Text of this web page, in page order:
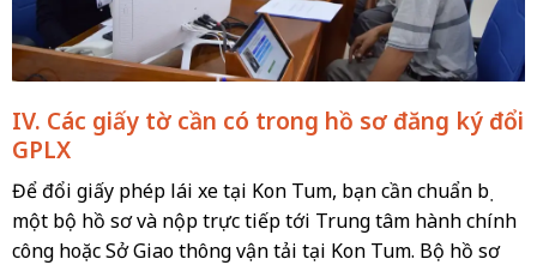
IV. Các giấy tờ cần có trong hồ sơ đăng ký đổi
GPLX
Để đổi giấy phép lái xe tại Kon Tum, bạn cần chuẩn bị
một bộ hồ sơ và nộp trực tiếp tới Trung tâm hành chính
công hoặc Sở Giao thông vận tải tại Kon Tum. Bộ hồ sơ